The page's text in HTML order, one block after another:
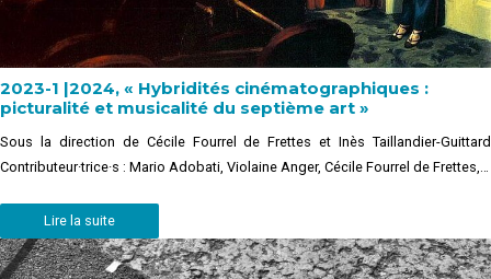
2023-1 |2024, « Hybridités cinématographiques :
picturalité et musicalité du septième art »
Sous la direction de Cécile Fourrel de Frettes et Inès Taillandier-Guittard
Contributeur·trice·s : Mario Adobati, Violaine Anger, Cécile Fourrel de Frettes,…
Lire la suite